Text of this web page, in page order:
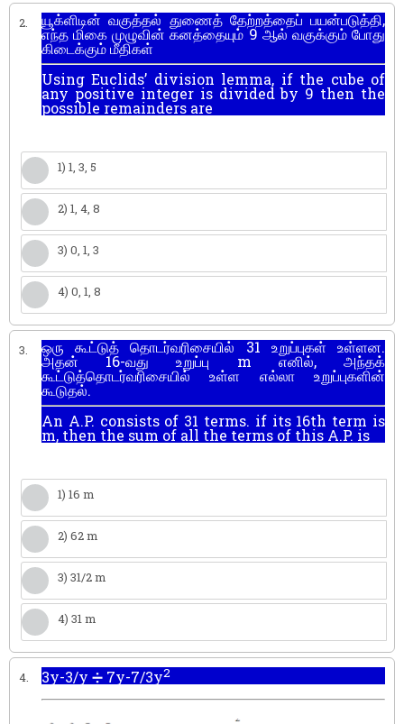
2. யூக்ளிடின் வகுத்தல் துணைத் தேற்றத்தைப் பயன்படுத்தி,
எந்த மிகை முழுவின் கனத்தையும் 9 ஆல் வகுக்கும் போது
கிடைக்கும் மீதிகள்
Using Euclids’ division lemma, if the cube of
any positive integer is divided by 9 then the
possible remainders are
1) 1, 3, 5
2) 1, 4, 8
3) 0, 1, 3
4) 0, 1, 8
3. ஒரு கூட்டுத் தொடர்வரிசையில் 31 உறுப்புகள் உள்ளன.
அதன் 16-வது உறுப்பு m எனில், அந்தக்
கூட்டுத்தொடர்வரிசையில் உள்ள எல்லா உறுப்புகளின்
கூடுதல்.
An A.P. consists of 31 terms. if its 16th term is
m, then the sum of all the terms of this A.P. is
1) 16 m
2) 62 m
3) 31/2 m
4) 31 m
4. 3y-3/y ➗ 7y-7/3y2